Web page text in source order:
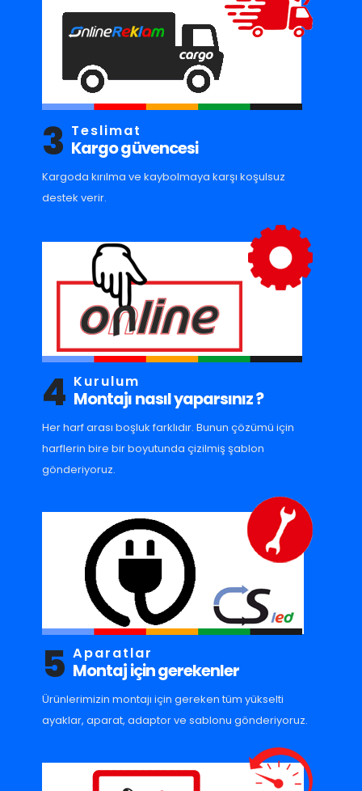
3 Teslimat
Kargo güvencesi
Kargoda kırılma ve kaybolmaya karşı koşulsuz
destek verir.
4 Kurulum
Montajı nasıl yaparsınız ?
Her harf arası boşluk farklıdır. Bunun çözümü için
harflerin bire bir boyutunda çizilmiş şablon
gönderiyoruz.
5 Aparatlar
Montaj için gerekenler
Ürünlerimizin montajı için gereken tüm yükselti
ayaklar, aparat, adaptor ve sablonu gönderiyoruz.